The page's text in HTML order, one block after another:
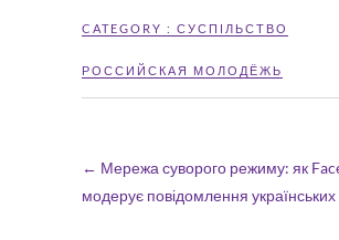
CATEGORY : СУСПІЛЬСТВО
РОССИЙСКАЯ МОЛОДЁЖЬ
← Мережа суворого режиму: як
модерує повідомлення